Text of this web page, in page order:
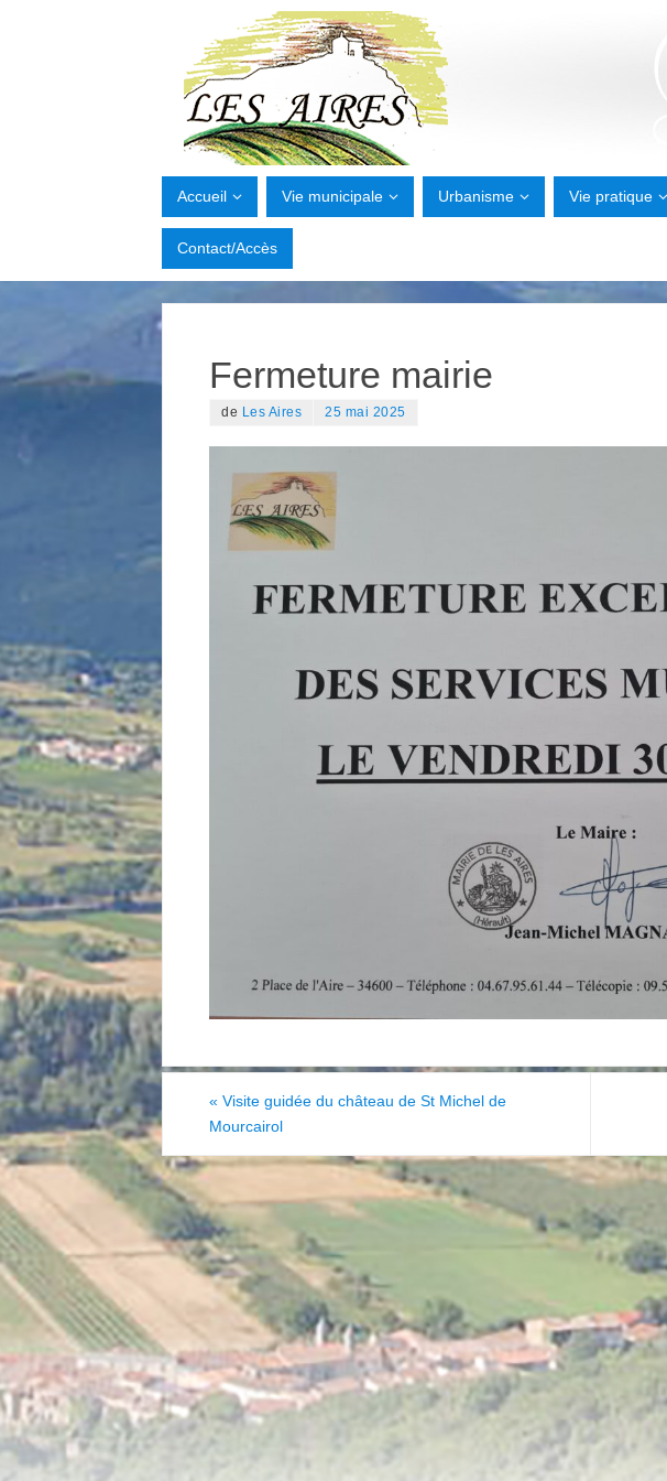
Accueil Vie municipale Urbanisme Vie pratique
Contact/Accès
Fermeture mairie
de Les Aires 25 mai 2025
« Visite guidée du château de St Michel de
Mourcairol